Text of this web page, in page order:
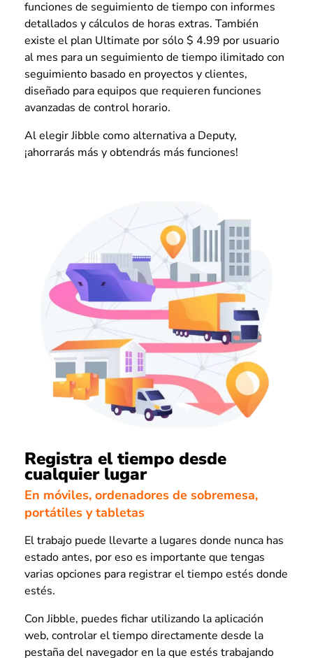
funciones de seguimiento de tiempo con informes
detallados y cálculos de horas extras. También
existe el plan Ultimate por sólo $ 4.99 por usuario
al mes para un seguimiento de tiempo ilimitado con
seguimiento basado en proyectos y clientes,
diseñado para equipos que requieren funciones
avanzadas de control horario.
Al elegir Jibble como alternativa a Deputy,
¡ahorrarás más y obtendrás más funciones!
Registra el tiempo desde
cualquier lugar
En móviles, ordenadores de sobremesa,
portátiles y tabletas
El trabajo puede llevarte a lugares donde nunca has
estado antes, por eso es importante que tengas
varias opciones para registrar el tiempo estés donde
estés.
Con Jibble, puedes fichar utilizando la aplicación
web, controlar el tiempo directamente desde la
pestaña del navegador en la que estés trabajando